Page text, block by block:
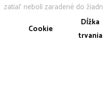
zatiaľ neboli zaradené do
Cookie
Dĺžka
trvania